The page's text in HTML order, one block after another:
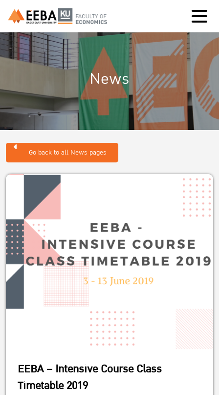
News
Go back to all News pages
EEBA – Intensive Course Class
Timetable 2019